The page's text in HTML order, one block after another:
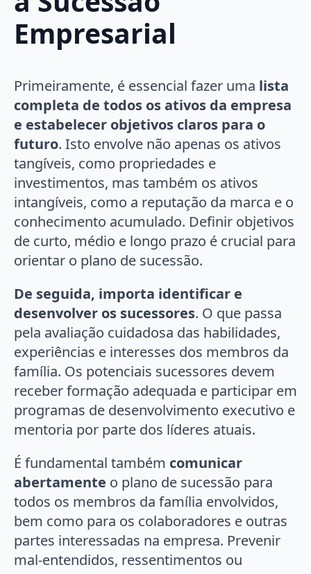
Empresarial
Primeiramente, é essencial fazer uma lista
completa de todos os ativos da empresa
e estabelecer objetivos claros para o
futuro. Isto envolve não apenas os ativos
tangíveis, como propriedades e
investimentos, mas também os ativos
intangíveis, como a reputação da marca e o
conhecimento acumulado. Definir objetivos
de curto, médio e longo prazo é crucial para
orientar o plano de sucessão.
De seguida, importa identificar e
desenvolver os sucessores. O que passa
pela avaliação cuidadosa das habilidades,
experiências e interesses dos membros da
família. Os potenciais sucessores devem
receber formação adequada e participar em
programas de desenvolvimento executivo e
mentoria por parte dos líderes atuais.
É fundamental também comunicar
abertamente o plano de sucessão para
todos os membros da família envolvidos,
bem como para os colaboradores e outras
partes interessadas na empresa. Prevenir
mal-entendidos, ressentimentos ou